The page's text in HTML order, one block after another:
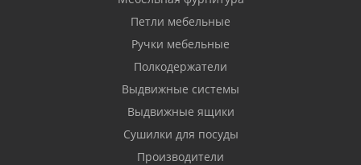
Петли мебельные
Ручки мебельные
Полкодержатели
Выдвижные системы
Выдвижные ящики
Сушилки для посуды
Производители